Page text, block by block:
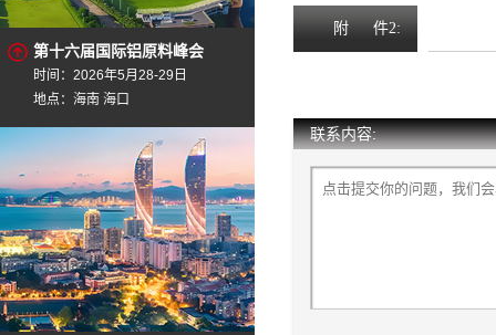
第十六届国际铝原料峰会
时间：2026年5月28-29日
地点：海南 海口
附 件2:
联系内容: